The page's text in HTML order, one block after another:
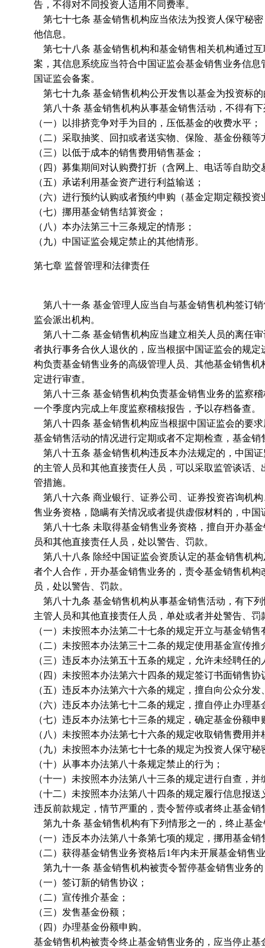
告，不得对不同投资人适用不同费率。
第七十七条 基金销售机构应当依法为投资人保守秘
他信息。
第七十八条 基金销售机构和基金销售相关机构通过
案，其信息系统应当符合中国证监会基金销售业务信
国证监会备案。
第七十九条 基金销售机构公开发售以基金为投资标
第八十条 基金销售机构从事基金销售活动，不得有下
（一）以排挤竞争对手为目的，压低基金的收费水平；
（二）采取抽奖、回扣或者送实物、保险、基金份额等
（三）以低于成本的销售费用销售基金；
（四）募集期间对认购费打折（含网上、电话等自助
（五）承诺利用基金资产进行利益输送；
（六）进行预约认购或者预约申购（基金定期定额投
（七）挪用基金销售结算资金；
（八）本办法第三十三条规定的情形；
（九）中国证监会规定禁止的其他情形。
第七章 监督管理和法律责任
第八十一条 基金管理人应当自与基金销售机构签订
监会派出机构。
第八十二条 基金销售机构应当建立相关人员的离任
者执行事务合伙人退伙的，应当根据中国证监会的规
构负责基金销售业务的高级管理人员、其他基金销售
定进行审查。
第八十三条 基金销售机构负责基金销售业务的监察
一个季度内完成上年度监察稽核报告，予以存档备查。
第八十四条 基金销售机构应当根据中国证监会的要
基金销售活动的情况进行定期或者不定期检查，基金销
第八十五条 基金销售机构违反本办法规定的，中国
的主管人员和其他直接责任人员，可以采取监管谈话
管措施。
第八十六条 商业银行、证券公司、证券投资咨询机
售业务资格，隐瞒有关情况或者提供虚假材料的，中
第八十七条 未取得基金销售业务资格，擅自开办基
员和其他直接责任人员，处以警告、罚款。
第八十八条 除经中国证监会资质认定的基金销售机
者个人合作，开办基金销售业务的，责令基金销售机
员，处以警告、罚款。
第八十九条 基金销售机构从事基金销售活动，有下
主管人员和其他直接责任人员，单处或者并处警告、罚
（一）未按照本办法第二十七条的规定开立与基金销售
（二）未按照本办法第三十二条的规定使用基金宣传推
（三）违反本办法第五十五条的规定，允许未经聘任
（四）未按照本办法第六十四条的规定签订书面销售协
（五）违反本办法第六十六条的规定，擅自向公众分
（六）违反本办法第七十二条的规定，擅自停止办理
（七）违反本办法第七十三条的规定，确定基金份额申
（八）未按照本办法第七十六条的规定收取销售费用并
（九）未按照本办法第七十七条的规定为投资人保守秘
（十）从事本办法第八十条规定禁止的行为；
（十一）未按照本办法第八十三条的规定进行自查，
（十二）未按照本办法第八十四条的规定履行信息报
违反前款规定，情节严重的，责令暂停或者终止基金销
第九十条 基金销售机构有下列情形之一的，终止基
（一）违反本办法第八十条第七项的规定，挪用基金销
（二）获得基金销售业务资格后1年内未开展基金销售
第九十一条 基金销售机构被责令暂停基金销售业务
（一）签订新的销售协议；
（二）宣传推介基金；
（三）发售基金份额；
（四）办理基金份额申购。
基金销售机构被责令终止基金销售业务的，应当停止基